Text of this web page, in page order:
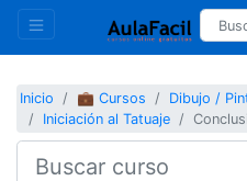
Inicio 💼 Cursos Dibujo /
Iniciación al Tatuaje